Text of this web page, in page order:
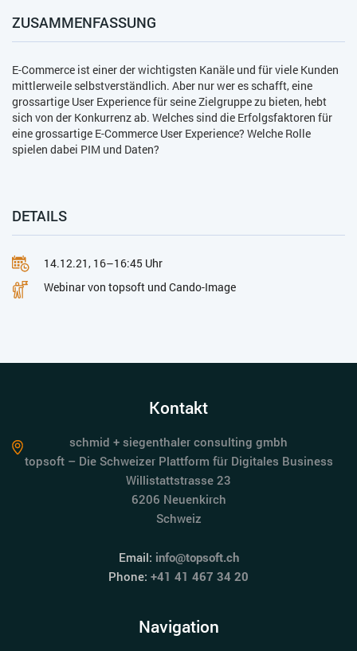
ZUSAMMENFASSUNG
E-Commerce ist einer der wichtigsten Kanäle und für viele Kunden
mittlerweile selbstverständlich. Aber nur wer es schafft, eine
grossartige User Experience für seine Zielgruppe zu bieten, hebt
sich von der Konkurrenz ab. Welches sind die Erfolgsfaktoren für
eine grossartige E-Commerce User Experience? Welche Rolle
spielen dabei PIM und Daten?
DETAILS
14.12.21, 16–16:45 Uhr
Webinar von topsoft und Cando-Image
Kontakt
schmid + siegenthaler consulting gmbh
topsoft – Die Schweizer Plattform für Digitales Business
Willistattstrasse 23
6206 Neuenkirch
Schweiz
Email: info@topsoft.ch
Phone: +41 41 467 34 20
Navigation